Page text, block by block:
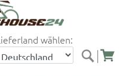
wählen:
Bikes und Zubehör mit